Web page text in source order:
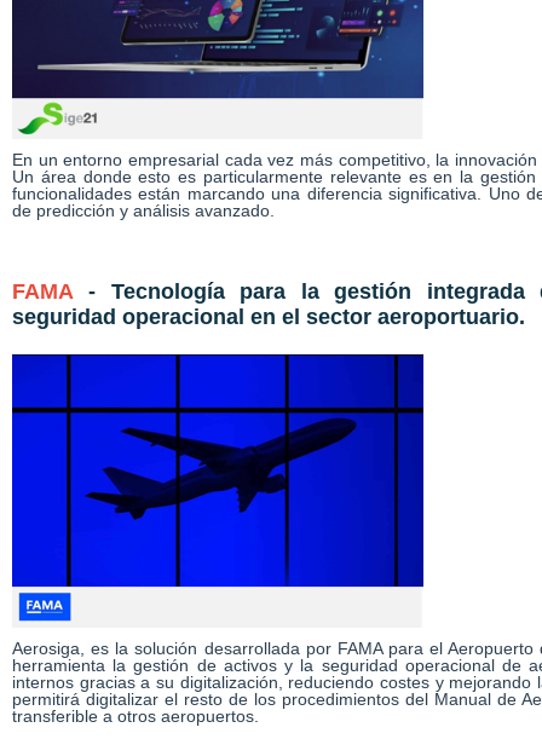
En un entorno empresarial cada vez más competitivo, la
Un área donde esto es particularmente relevante es en la
funcionalidades están marcando una diferencia significativa. Uno
de predicción y análisis avanzado.
FAMA- Tecnología para la gestión
seguridad operacional en el sector aeroportuario.
Aerosiga, es la solución desarrollada por FAMA para el
herramienta la gestión de activos y la seguridad operacional de
internos gracias a su digitalización, reduciendo costes y
permitirá digitalizar el resto de los procedimientos del Manual de
transferible a otros aeropuertos.